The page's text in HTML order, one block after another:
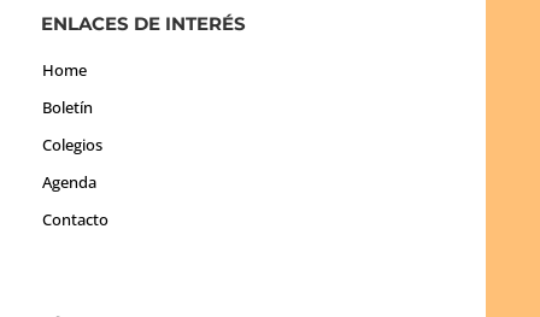
ENLACES DE INTERÉS
Home
Boletín
Colegios
Agenda
Contacto